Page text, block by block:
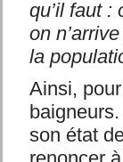
qu’il faut
on
la
Ainsi,
son état